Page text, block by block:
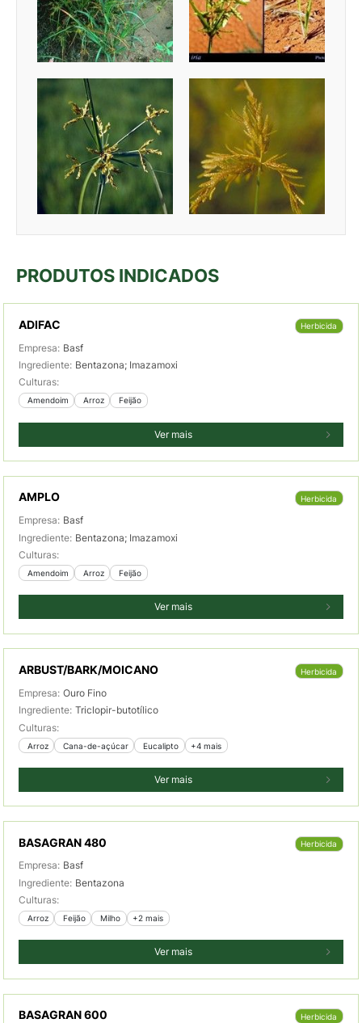
PRODUTOS INDICADOS
ADIFAC Herbicida
Empresa: Basf
Ingrediente: Bentazona; Imazamoxi
Culturas:
Amendoim Arroz Feijão
Ver mais
AMPLO Herbicida
Empresa: Basf
Ingrediente: Bentazona; Imazamoxi
Culturas:
Amendoim Arroz Feijão
Ver mais
ARBUST/BARK/MOICANO Herbicida
Empresa: Ouro Fino
Ingrediente: Triclopir-butotílico
Culturas:
Arroz Cana-de-açúcar Eucalipto +4 mais
Ver mais
BASAGRAN 480 Herbicida
Empresa: Basf
Ingrediente: Bentazona
Culturas:
Arroz Feijão Milho +2 mais
Ver mais
BASAGRAN 600 Herbicida